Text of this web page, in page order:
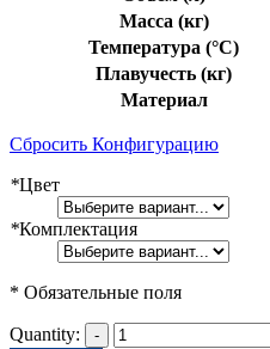
Масса (кг)
Температура (°C)
Плавучесть (кг)
Материал
Сбросить Конфигурацию
*Цвет
*Комплектация
* Обязательные поля
Quantity: